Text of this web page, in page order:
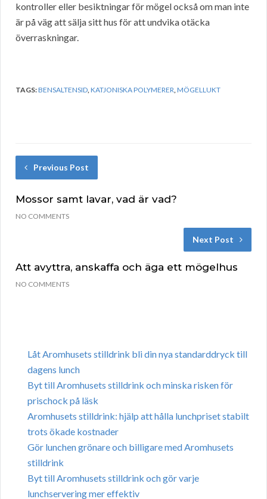
kontroller eller besiktningar för mögel också om man inte
är på väg att sälja sitt hus för att undvika otäcka
överraskningar.
TAGS:BENSALTENSID,KATJONISKA POLYMERER,MÖGELLUKT
Previous Post
Mossor samt lavar, vad är vad?
NO COMMENTS
Next Post
Att avyttra, anskaffa och äga ett mögelhus
NO COMMENTS
Låt Aromhusets stilldrink bli din nya standarddryck till
dagens lunch
Byt till Aromhusets stilldrink och minska risken för
prischock på läsk
Aromhusets stilldrink: hjälp att hålla lunchpriset stabilt
trots ökade kostnader
Gör lunchen grönare och billigare med Aromhusets
stilldrink
Byt till Aromhusets stilldrink och gör varje
lunchservering mer effektiv